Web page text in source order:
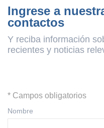
Ingrese a
contactos
Y reciba información
recientes y noticias
* Campos obligatorios
Nombre